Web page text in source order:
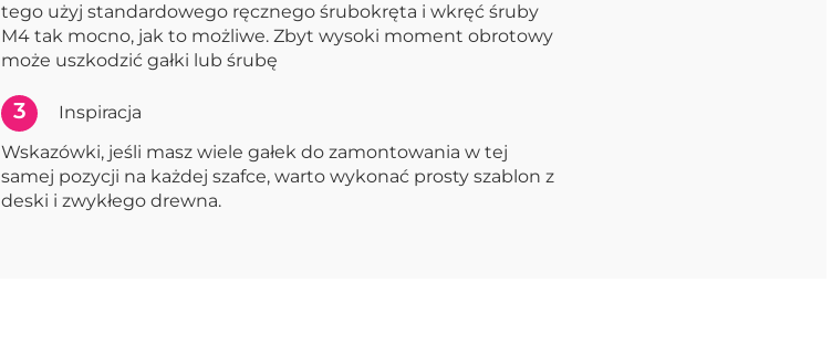
tego użyj standardowego ręcznego śrubokręta i wkręć śruby
M4 tak mocno, jak to możliwe. Zbyt wysoki moment obrotowy
może uszkodzić gałki lub śrubę
3
Inspiracja
Wskazówki, jeśli masz wiele gałek do zamontowania w tej
samej pozycji na każdej szafce, warto wykonać prosty szablon z
deski i zwykłego drewna.